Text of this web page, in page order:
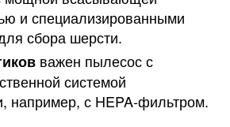
и специализированными
сбора шерсти.
важен пылесос с
системой
например, с HEPA-фильтром.